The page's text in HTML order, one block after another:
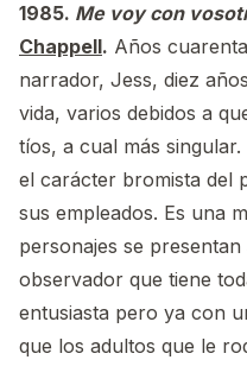
1985. Me voy con
Chappell. Años
narrador, Jess, diez
vida, varios debidos a
tíos, a cual más
el carácter bromista del
sus empleados. Es una
personajes se
observador que tiene
entusiasta pero ya con
que los adultos que le